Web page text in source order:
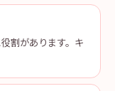
割があります。キ